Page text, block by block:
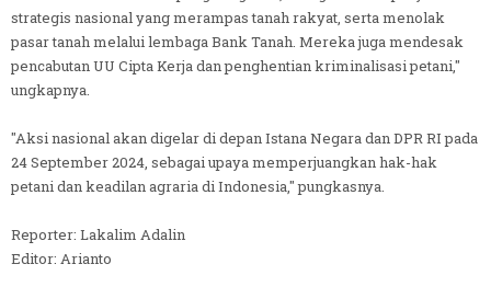
strategis nasional yang merampas tanah rakyat, serta menolak
pasar tanah melalui lembaga Bank Tanah. Mereka juga mendesak
pencabutan UU Cipta Kerja dan penghentian kriminalisasi petani,"
ungkapnya.
"Aksi nasional akan digelar di depan Istana Negara dan DPR RI pada
24 September 2024, sebagai upaya memperjuangkan hak-hak
petani dan keadilan agraria di Indonesia," pungkasnya.
Reporter: Lakalim Adalin
Editor: Arianto